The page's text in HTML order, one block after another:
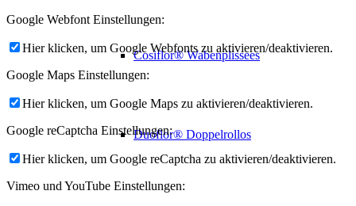
Cosiflor® Wabenplissees
Duoflor® Doppelrollos
Google Webfont Einstellungen:
Hier klicken, um Google Webfonts zu aktivieren/deaktivieren.
Google Maps Einstellungen:
Hier klicken, um Google Maps zu aktivieren/deaktivieren.
Google reCaptcha Einstellungen:
Hier klicken, um Google reCaptcha zu aktivieren/deaktivieren.
Vimeo und YouTube Einstellungen: